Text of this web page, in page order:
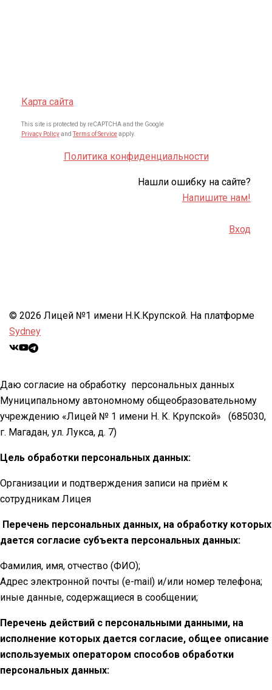
Карта сайта
This site is protected by reCAPTCHA and the Google
Privacy PolicyandTerms of Serviceapply.
Политика конфиденциальности
Нашли ошибку на сайте?
Напишите нам!
Вход
© 2026 Лицей №1 имени Н.К.Крупской. На платформе
Sydney
Даю согласие на обработку персональных данных
Муниципальному автономному общеобразовательному
учреждению «Лицей № 1 имени Н. К. Крупской»
(685030,
г. Магадан, ул. Лукса, д. 7)
Цель обработки персональных данных:
Организации и подтверждения записи на приём к
сотрудникам Лицея
Перечень персональных данных, на обработку которых
дается согласие субъекта персональных данных:
Фамилия, имя, отчество (ФИО);
Адрес электронной почты (e-mail) и/или номер телефона;
иные данные, содержащиеся в сообщении;
Перечень действий с персональными данными, на
исполнение которых дается согласие, общее описание
используемых оператором способов обработки
персональных данных: